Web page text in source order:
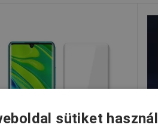
sütiket használ